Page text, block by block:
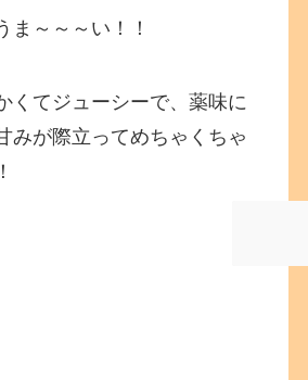
ま～～～い！！
くてジューシーで、薬味に
みが際立ってめちゃくちゃ